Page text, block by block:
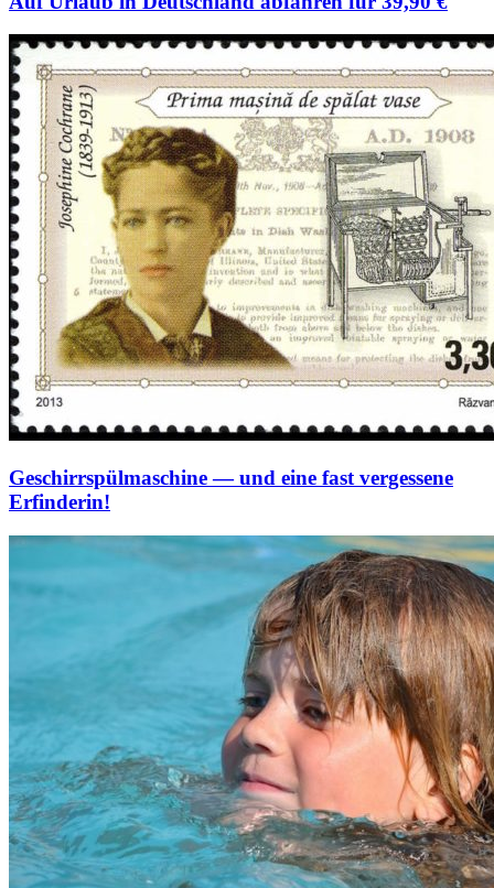
Geschirrspülmaschine — und eine fast vergessene
Erfinderin!